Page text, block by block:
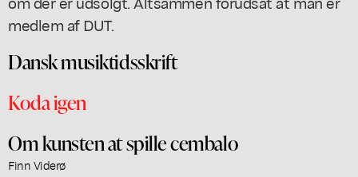
medlem af DUT.
Dansk musiktidsskrift
Koda igen
Om kunsten at spille cembalo
Finn Viderø